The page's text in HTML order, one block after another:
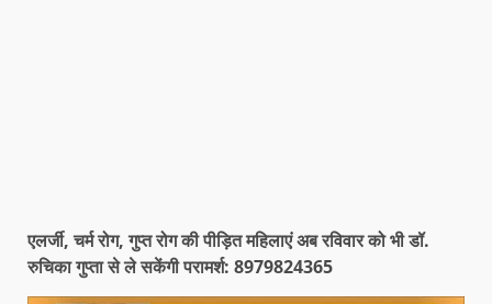
एलर्जी, चर्म रोग, गुप्त रोग की पीड़ित महिलाएं अब रविवार को भी डॉ.
रुचिका गुप्ता से ले सकेंगी परामर्श: 8979824365